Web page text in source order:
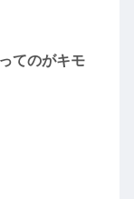
てのがキモ